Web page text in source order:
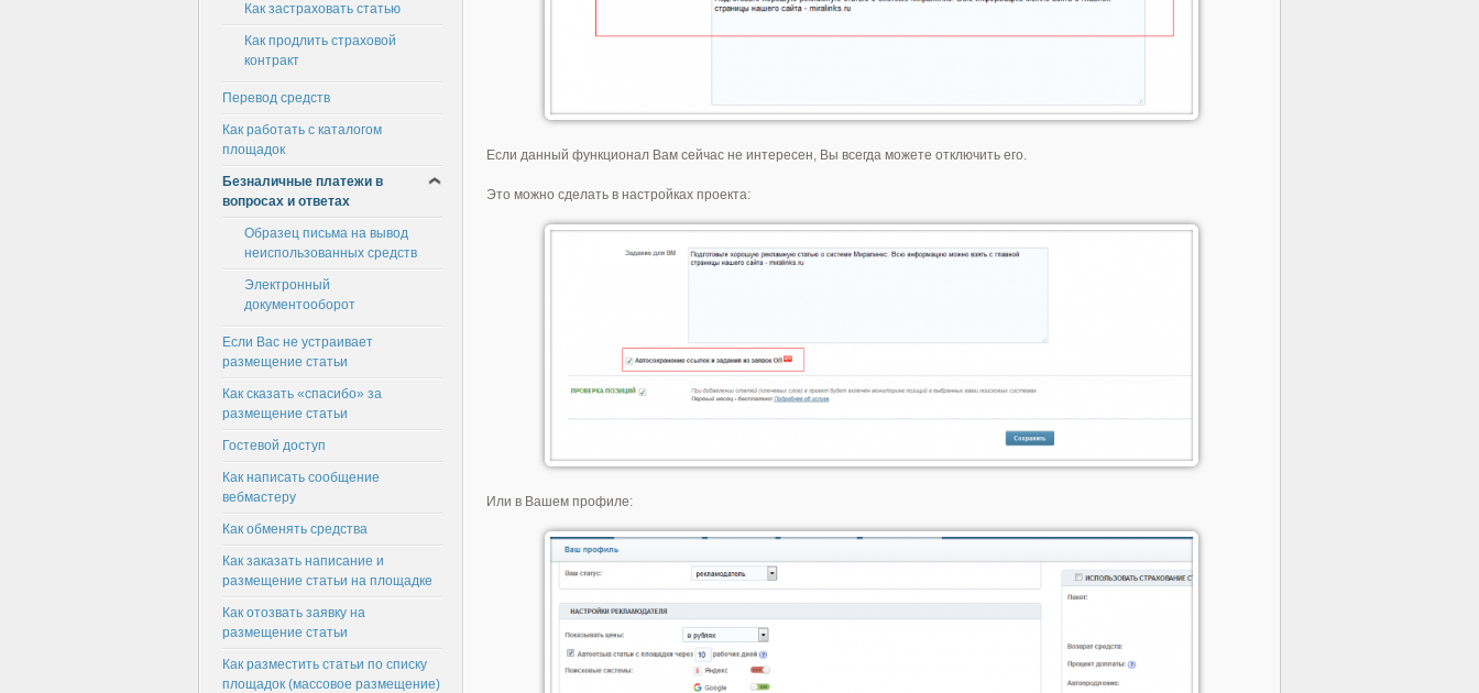
Если данный функционал Вам сейчас не интересен, Вы всегда можете отключить его.
Это можно сделать в настройках проекта:
Или в Вашем профиле:
Как застраховать статью
Как продлить страховой
контракт
Перевод средств
Как работать с каталогом
площадок
Безналичные платежи в
вопросах и ответах
Образец письма на вывод
неиспользованных средств
Электронный
документооборот
Если Вас не устраивает
размещение статьи
Как сказать «спасибо» за
размещение статьи
Гостевой доступ
Как написать сообщение
вебмастеру
Как обменять средства
Как заказать написание и
размещение статьи на площадке
Как отозвать заявку на
размещение статьи
Как разместить статьи по списку
площадок (массовое размещение)